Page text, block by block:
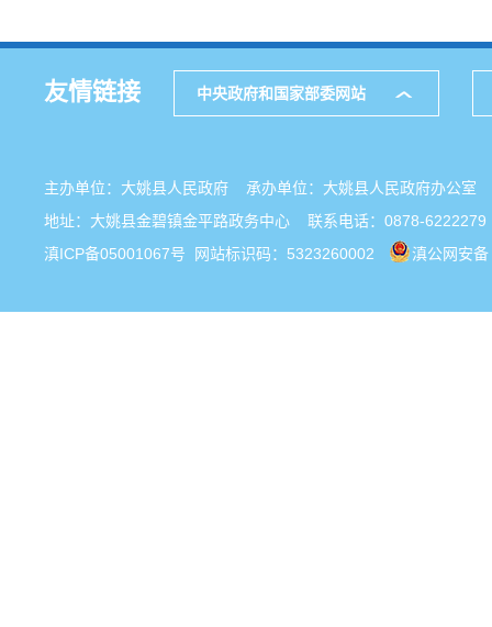
友情链接 中央政府和国家部委网站
主办单位：大姚县人民政府 承办单位：大姚县人民政府办公
地址：大姚县金碧镇金平路政务中心 联系电话：0878-6222279
滇ICP备05001067号 网站标识码：5323260002 滇公网安